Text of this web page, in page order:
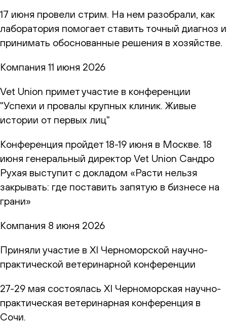
17 июня провели стрим. На нем разобрали, как
лаборатория помогает ставить точный диагноз и
принимать обоснованные решения в хозяйстве.
Компания 11 июня 2026
Vet Union примет участие в конференции
"Успехи и провалы крупных клиник. Живые
истории от первых лиц"
Конференция пройдет 18-19 июня в Москве. 18
июня генеральный директор Vet Union Сандро
Рухая выступит с докладом «Расти нельзя
закрывать: где поставить запятую в бизнесе на
грани»
Компания 8 июня 2026
Приняли участие в XI Черноморской научно-
практической ветеринарной конференции
27-29 мая состоялась XI Черноморская научно-
практическая ветеринарная конференция в
Сочи.